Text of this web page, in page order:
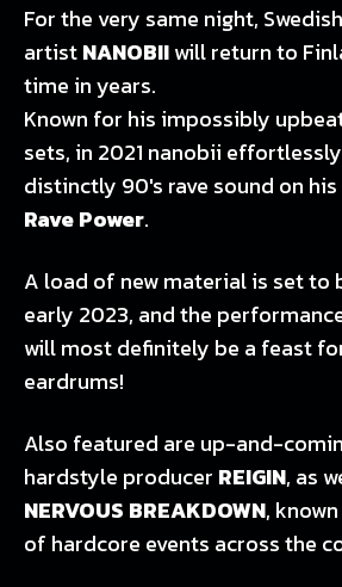
For the very same night,
artistNANOBIIwill return to
time in years.
Known for his impossibly
sets, in 2021 nanobii
distinctly 90's rave sound on
Rave Power.
A load of new material is set to
early 2023, and the
will most definitely be a feast
eardrums!
Also featured are up-and-
hardstyle producer REIGIN, as
NERVOUS BREAKDOWN,
of hardcore events across the